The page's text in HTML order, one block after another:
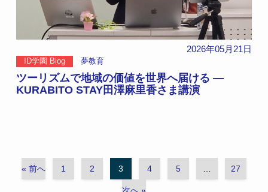
2026年05月21日
ID学園 Blog 夢教育
ツーリズムで地域の価値を世界へ届ける ―
KURABITO STAY田澤麻里香さま講演
« 前へ 1 2 3 4 5 … 27